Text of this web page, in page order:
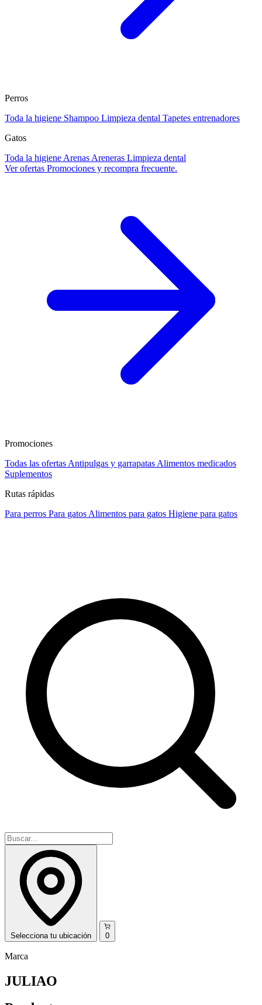
Perros
Toda la higiene Shampoo Limpieza dental Tapetes entrenadores
Gatos
Toda la higiene Arenas Areneras Limpieza dental
Ver ofertas Promociones y recompra frecuente.
Promociones
Todas las ofertas Antipulgas y garrapatas Alimentos medicados
Suplementos
Rutas rápidas
Para perros Para gatos Alimentos para gatos Higiene para gatos
Selecciona tu ubicación 0
Marca
JULIAO